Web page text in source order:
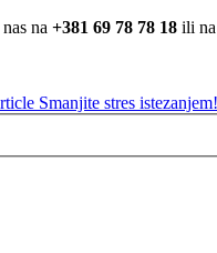
na +381 69 78 78 18 ili
Smanjite stres istezanjem!